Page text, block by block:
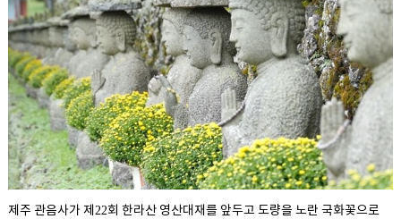
제주 관음사가 제 22회 한라산 영산대재를 앞두고 도량을 노란 국화꽃으로